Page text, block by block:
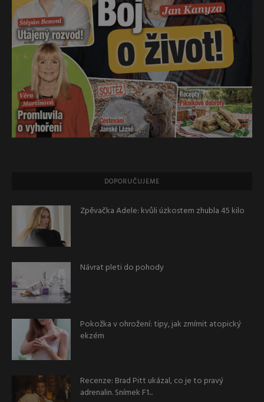
DOPORUČUJEME
Zpěvačka Adele: kvůli úzkostem zhubla 45 kilo
Návrat pleti do pohody
Pokožka v ohrožení: tipy, jak zmírnit atopický
ekzém
Recenze: Brad Pitt ukázal, co je to pravý
adrenalin. Snímek F1...